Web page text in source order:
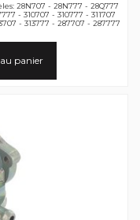
28N707 - 28N777 - 28Q777
- 310707 - 310777 - 311707
- 313777 - 287707 - 287777
panier